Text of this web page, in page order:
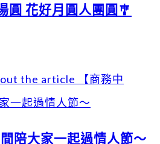
圓 花好月圓人團圓🎐
陪大家一起過情人節～